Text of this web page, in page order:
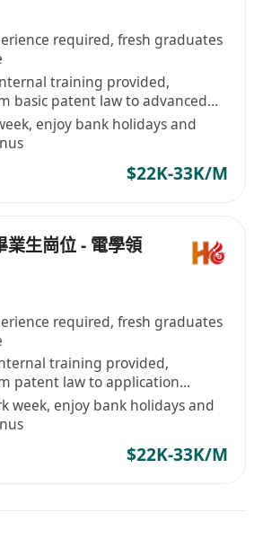
required, fresh graduates
training provided,
basic patent law to advanced
enjoy bank holidays and
$22K-33K/M
業生崗位 - 電學領
required, fresh graduates
training provided,
patent law to application
week, enjoy bank holidays and
$22K-33K/M